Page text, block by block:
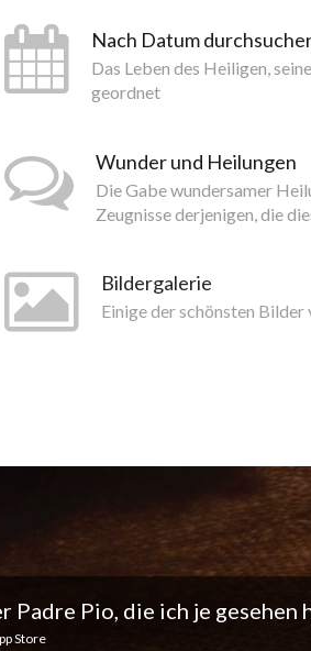
Nach Datum
Das Leben des Heiligen,
geordnet
Wunder und Heilungen
Die Gabe wundersamer
Zeugnisse derjenigen, die
Bildergalerie
Einige der schönsten Bilder
Macht